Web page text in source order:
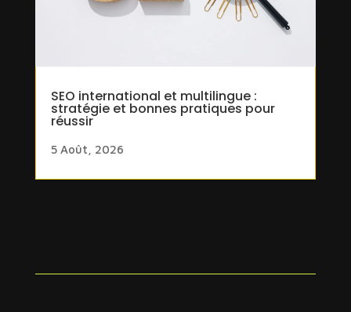
SEO international et multilingue :
stratégie et bonnes pratiques pour
réussir
5 Août, 2026